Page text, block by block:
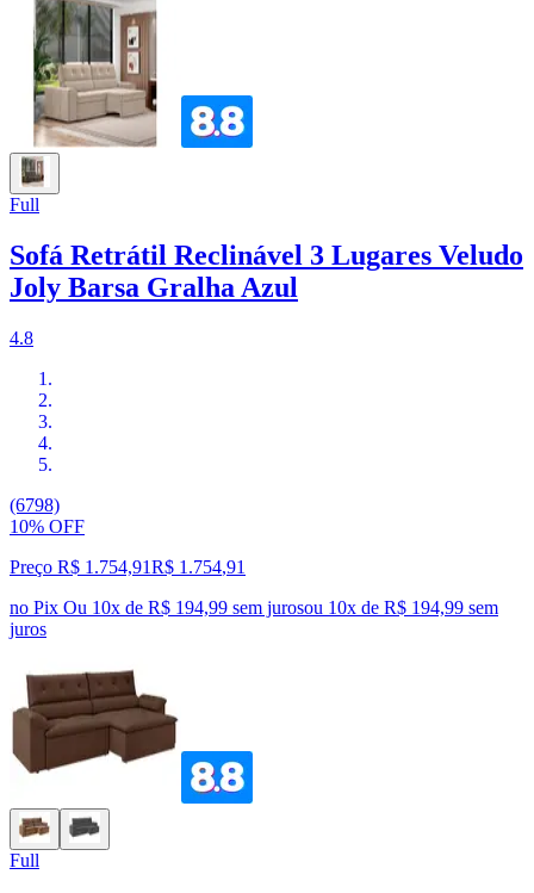
Full
Sofá Retrátil Reclinável 3 Lugares Veludo
Joly Barsa Gralha Azul
4.8
(6798)
10% OFF
Preço R$ 1.754,91R$ 1.754,91
no Pix Ou 10x de R$ 194,99 sem jurosou 10x de R$ 194,99 sem
juros
Full